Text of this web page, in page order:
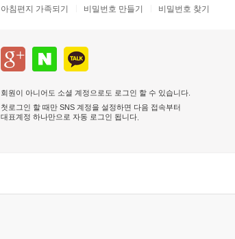
아침편지 가족되기 비밀번호 만들기 비밀번호 찾기
회원이 아니어도 소셜 계정으로도 로그인 할 수 있습니다.
첫로그인 할 때만 SNS 계정을 설정하면 다음 접속부터
대표계정 하나만으로 자동 로그인 됩니다